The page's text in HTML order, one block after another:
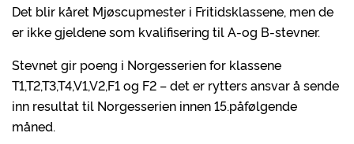
Det blir kåret Mjøscupmester i Fritidsklassene, men de
er ikke gjeldene som kvalifisering til A-og B-stevner.
Stevnet gir poeng i Norgesserien for klassene
T1,T2,T3,T4,V1,V2,F1 og F2 – det er rytters ansvar å sende
inn resultat til Norgesserien innen 15.påfølgende
måned.